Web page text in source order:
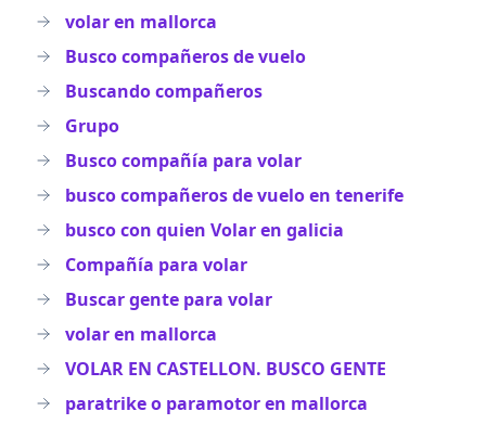
volar en mallorca
Busco compañeros de vuelo
Buscando compañeros
Grupo
Busco compañía para volar
busco compañeros de vuelo en tenerife
busco con quien Volar en galicia
Compañía para volar
Buscar gente para volar
volar en mallorca
VOLAR EN CASTELLON. BUSCO GENTE
paratrike o paramotor en mallorca